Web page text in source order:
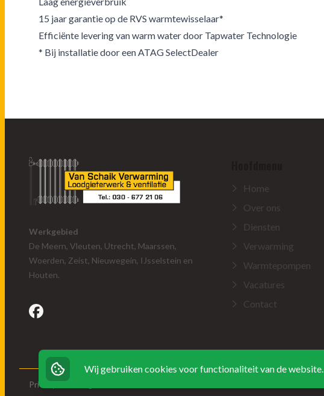
15 jaar garantie op de RVS warmtewisselaar*
Efficiënte levering van warm water door Tapwater Technologie
* Bij installatie door een ATAG SelectDealer
Werkgebied
De Meern, Vleuten, Utrecht, Maarssen,
Woerden, Zeist, Nieuwegein, IJsselstein en
Houten.
facebook
Home
Over ons
Diensten
Verwarming
Warmtepompen
Vacatures
Contact
Privacyverklaring
Wij gebruiken cookies voor functionaliteit van de website.